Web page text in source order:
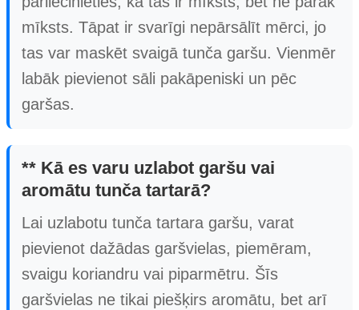
mīksts. Tāpat ir svarīgi nepārsālīt mērci, jo
tas var maskēt svaigā tunča garšu. Vienmēr
labāk pievienot sāli pakāpeniski un pēc
garšas.
** Kā es varu uzlabot garšu vai
aromātu tunča tartarā?
Lai uzlabotu tunča tartara garšu, varat
pievienot dažādas garšvielas, piemēram,
svaigu koriandru vai piparmētru. Šīs
garšvielas ne tikai piešķirs aromātu, bet arī